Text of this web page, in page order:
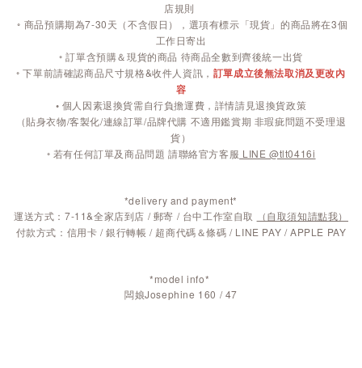
店規則
◦ 商品預購期為7-30天（不含假日），選項有標示「現貨」的商品將在3個
工作日寄出
◦ 訂單含預購＆現貨的商品 待商品全數到齊後統一出貨
◦ 下單前請確認商品尺寸規格&收件人資訊， 訂單成立後無法取消及更改內
容
◦ 個人因素退換貨需自行負擔運費，詳情請見退換貨政策
（貼身衣物/客製化/連線訂單/品牌代購 不適用鑑賞期 非瑕疵問題不受理退
貨）
◦ 若有任何訂單及商品問題 請聯絡官方客服 LINE @tlt0416i
*delivery and payment*
運送方式：7-11&全家店到店 / 郵寄 / 台中工作室自取
（自取須知請點我）
付款方式：信用卡 / 銀行轉帳 / 超商代碼＆條碼 / LINE PAY / APPLE PAY
*model info*
闆娘Josephine 160 / 47